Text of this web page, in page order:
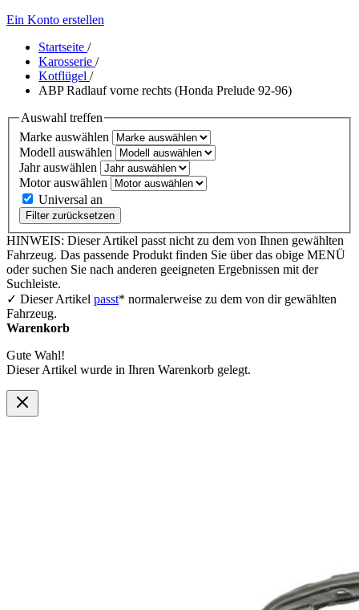
Ein Konto erstellen
Startseite /
Karosserie /
Kotflügel /
ABP Radlauf vorne rechts (Honda Prelude 92-96)
Auswahl treffen
Marke auswählen
Modell auswählen
Jahr auswählen
Motor auswählen
Universal an
Filter zurücksetzen
HINWEIS: Dieser Artikel passt nicht zu dem von Ihnen gewählten
Fahrzeug. Das passende Produkt finden Sie über das obige MENÜ
oder suchen Sie nach anderen geeigneten Ergebnissen mit der
Suchleiste.
✓ Dieser Artikel passt* normalerweise zu dem von dir gewählten
Fahrzeug.
Warenkorb
Gute Wahl!
Dieser Artikel wurde in Ihren Warenkorb gelegt.